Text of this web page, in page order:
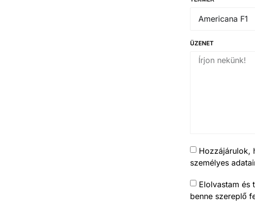
ÜZENET
Hozzájárulok,
személyes
Elolvastam és
benne szereplő